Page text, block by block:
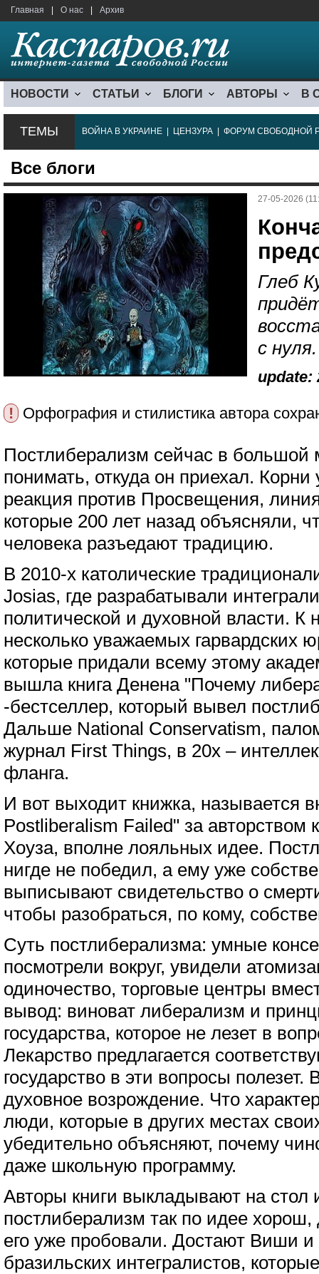
Главная О нас Архив
НОВОСТИ СТАТЬИ БЛОГИ АВТОРЫ В
ТЕМЫ ВОЙНА В УКРАИНЕ ЦЕНЗУРА ФОРУМ СВОБОДНОЙ
Все блоги
27-05-2026
Глеб
с нуля.
update:
! Орфография и стилистика автора
Постлиберализм сейчас в большой
понимать, откуда он приехал. Корни
реакция против Просвещения,
которые 200 лет назад объясняли,
человека разъедают традицию.
В 2010-х католические
Josias, где разрабатывали
политической и духовной власти. К
несколько уважаемых гарвардских
которые придали всему этому
вышла книга Денена "Почему
-бестселлер, который вывел
Дальше National Conservatism,
журнал First Things, в 20х –
фланга.
И вот выходит книжка, называется
Postliberalism Failed" за авторством
Хоуза, вполне лояльных идее.
нигде не победил, а ему уже
выписывают свидетельство о
чтобы разобраться, по кому,
Суть постлиберализма: умные
посмотрели вокруг, увидели
одиночество, торговые центры
вывод: виноват либерализм и
государства, которое не лезет в
Лекарство предлагается
государство в эти вопросы полезет.
духовное возрождение. Что
люди, которые в других местах
убедительно объясняют, почему
даже школьную программу.
Авторы книги выкладывают на стол
постлиберализм так по идее хорош,
его уже пробовали. Достают Виши
бразильских интегралистов,